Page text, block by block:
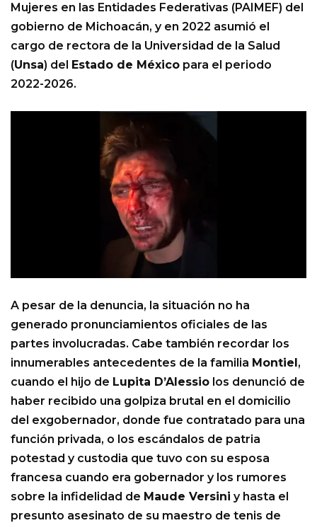
Mujeres en las Entidades Federativas (PAIMEF) del
gobierno de Michoacán, y en 2022 asumió el
cargo de rectora de la Universidad de la Salud
(Unsa) del Estado de México para el periodo
2022-2026.
A pesar de la denuncia, la situación no ha
generado pronunciamientos oficiales de las
partes involucradas. Cabe también recordar los
innumerables antecedentes de la familia Montiel,
cuando el hijo de Lupita D’Alessio los denunció de
haber recibido una golpiza brutal en el domicilio
del exgobernador, donde fue contratado para una
función privada, o los escándalos de patria
potestad y custodia que tuvo con su esposa
francesa cuando era gobernador y los rumores
sobre la infidelidad de Maude Versini y hasta el
presunto asesinato de su maestro de tenis de